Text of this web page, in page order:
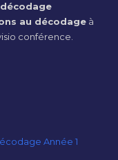
décodage
au décodage à
conférence.
Année 1